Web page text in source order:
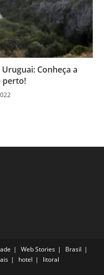
Conheça a
perto!
Web Stories
Brasil
hotel litoral